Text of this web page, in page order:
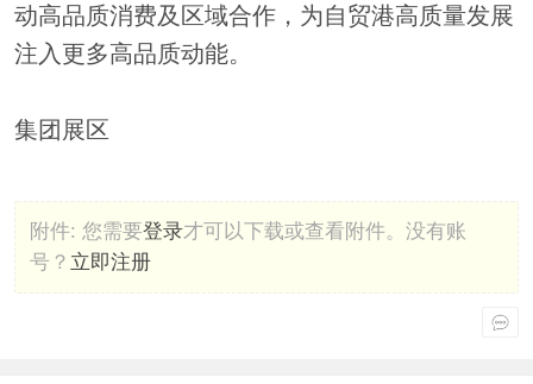
动高品质消费及区域合作，为自贸港高质量发展
注入更多高品质动能。
集团展区
附件: 您需要登录才可以下载或查看附件。没有账
号？ 立即注册